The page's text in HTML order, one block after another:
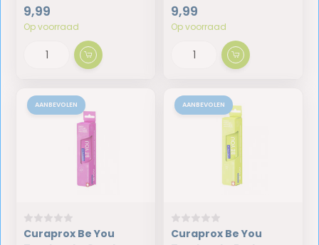
9,99
Op voorraad
9,99
Op voorraad
AANBEVOLEN
Curaprox Be You
AANBEVOLEN
Curaprox Be You